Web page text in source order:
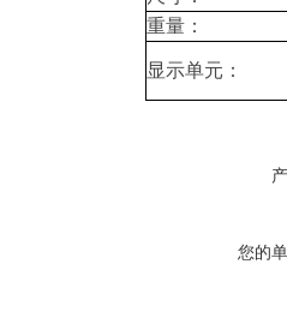
重量：
显示单元：
您的